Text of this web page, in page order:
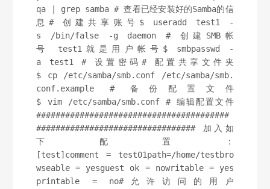
qa | grep samba # 查看已经安装好的Samba的信
息# 创建共享账号$ useradd test1 -
s /bin/false -g daemon # 创建SMB帐
号 test1就是用户帐号$ smbpasswd -
a test1 # 设置密码# 配置共享文件夹
$ cp /etc/samba/smb.conf /etc/samba/smb.
conf.example # 备份配置文件
$ vim /etc/samba/smb.conf # 编辑配置文件
########################################
################################# 加入如
下配置：
[test]comment = test01path=/home/testbro
wseable = yesguest ok = nowritable = yes
printable = no#允许访问的用户